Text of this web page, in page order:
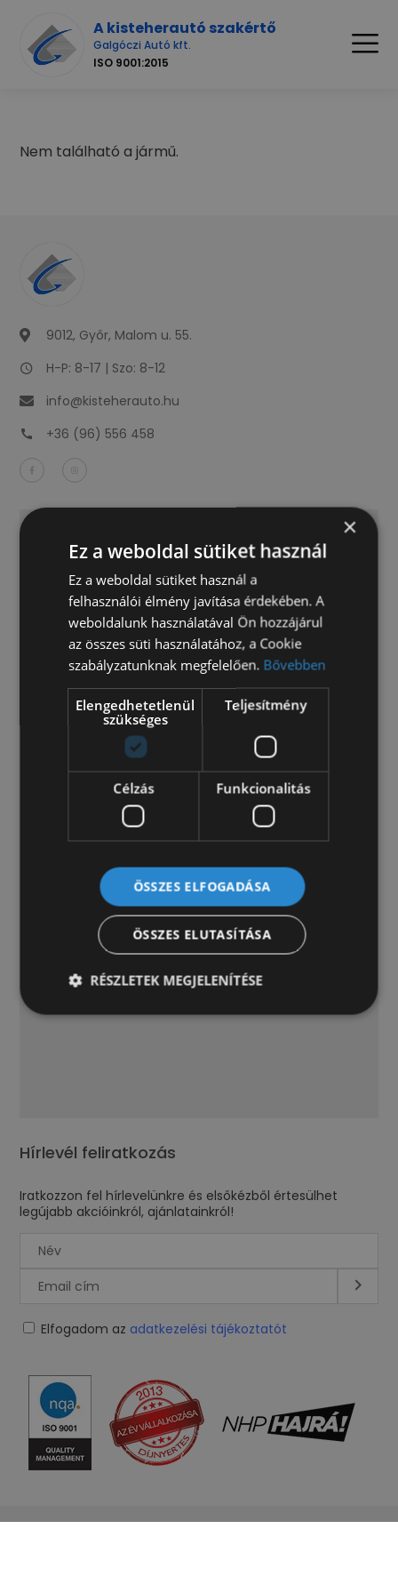
A kisteherautó szakértő
Galgóczi Autó kft.
ISO 9001:2015
Nem található a jármű.
9012, Győr, Malom u. 55.
H-P: 8-17 | Szo: 8-12
info@kisteherauto.hu
+36 (96) 556 458
Hírlevél feliratkozás
Iratkozzon fel hírlevelünkre és elsőkézből értesülhet
legújabb akcióinkról, ajánlatainkról!
Elfogadom az adatkezelési tájékoztatót
×
Ez a weboldal sütiket használ
Ez a weboldal sütiket használ a
felhasználói élmény javítása érdekében. A
weboldalunk használatával Ön hozzájárul
az összes süti használatához, a Cookie
szabályzatunknak megfelelően. Bővebben
Elengedhetetlenül
szükséges
Teljesítmény
Célzás Funkcionalitás
ÖSSZES ELFOGADÁSA
ÖSSZES ELUTASÍTÁSA
RÉSZLETEK MEGJELENÍTÉSE